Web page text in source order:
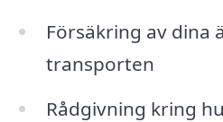
Försäkring av dina
transporten
Rådgivning kring